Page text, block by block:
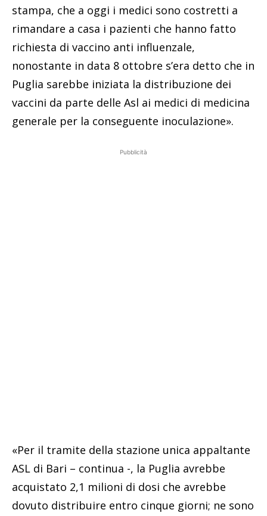
stampa, che a oggi i medici sono costretti a
rimandare a casa i pazienti che hanno fatto
richiesta di vaccino anti influenzale,
nonostante in data 8 ottobre s’era detto che in
Puglia sarebbe iniziata la distribuzione dei
vaccini da parte delle Asl ai medici di medicina
generale per la conseguente inoculazione».
Pubblicità
«Per il tramite della stazione unica appaltante
ASL di Bari – continua -, la Puglia avrebbe
acquistato 2,1 milioni di dosi che avrebbe
dovuto distribuire entro cinque giorni; ne sono